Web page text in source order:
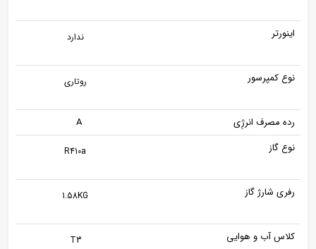
اینورتر ندارد
نوع کمپرسور روتاری
رده مصرف انرژِی
A
نوع گاز
R410a
رفری شارژ گاز 1.58KG
کلاس آب و هوایی T3